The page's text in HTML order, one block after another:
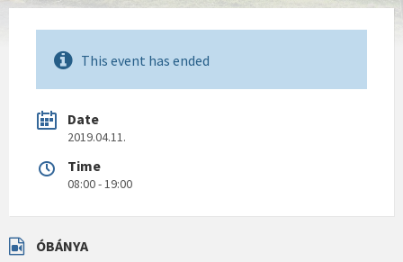
This event has ended
Date
2019.04.11.
Time
08:00 - 19:00
ÓBÁNYA